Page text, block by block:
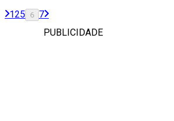
125 6 7
PUBLICIDADE